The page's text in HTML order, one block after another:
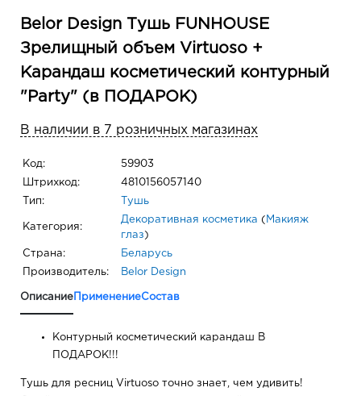
Belor Design Тушь FUNHOUSE
Зрелищный объем Virtuoso +
Карандаш косметический контурный
"Party" (в ПОДАРОК)
В наличии в 7 розничных магазинах
Код: 59903
Штрихкод: 4810156057140
Тип: Тушь
Категория:
Декоративная косметика ( Макияж
глаз )
Страна: Беларусь
Производитель: Belor Design
Описание ПрименениеСостав
Контурный косметический карандаш В
ПОДАРОК!!!
Тушь для ресниц Virtuoso точно знает, чем удивить!